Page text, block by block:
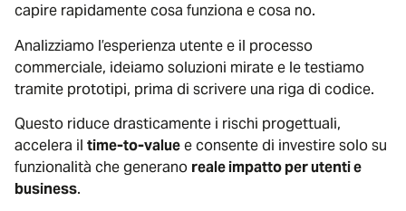
capire rapidamente cosa funziona e cosa no.
Analizziamo l’esperienza utente e il processo
commerciale, ideiamo soluzioni mirate e le testiamo
tramite prototipi, prima di scrivere una riga di codice.
Questo riduce drasticamente i rischi progettuali,
accelera il time-to-valuee consente di investire solo su
funzionalità che generano reale impatto per utenti e
business.